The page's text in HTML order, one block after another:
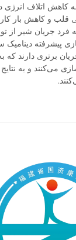
کاهش اتلاف
قلب و کاهش بار
فرد جریان شیر از
پیشرفته دینامیک
برتری دارند که
می‌کنند و به